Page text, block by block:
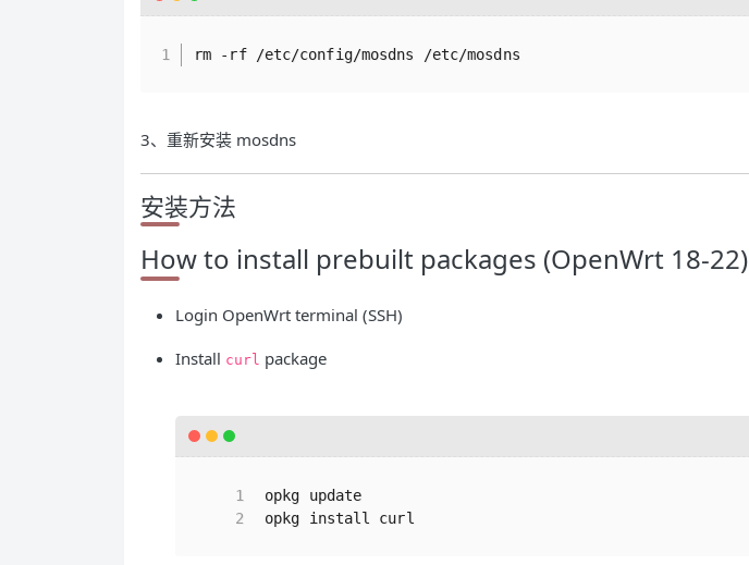
rm -rf /etc/config/mosdns /etc/mosdns
3、重新安装 mosdns
安装方法
How to install prebuilt packages (OpenWrt 18-22)
Login OpenWrt terminal (SSH)
Install curl package
opkg update
opkg install curl